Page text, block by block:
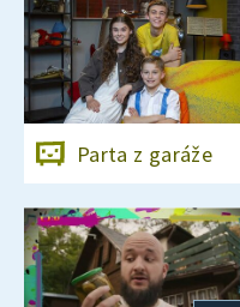
Parta z garáže